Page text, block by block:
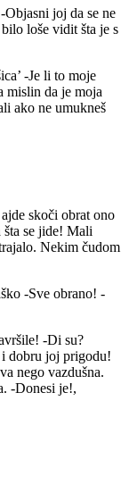
joj da se ne
loše vidit šta je s
-Je li to moje
mislin da je moja
ako ne umukneš
skoči obrat ono
se jide! Mali
Nekim čudom
-Sve obrano! -
-Di su?
i dobru joj prigodu!
nego vazdušna.
-Donesi je!,